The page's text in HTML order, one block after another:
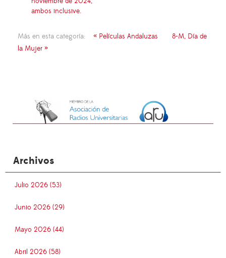
ambos inclusive.
Más en esta categoría: « Películas Andaluzas
8-M, Día de
la Mujer »
Archivos
Julio 2026 (53)
Junio 2026 (29)
Mayo 2026 (44)
Abril 2026 (58)